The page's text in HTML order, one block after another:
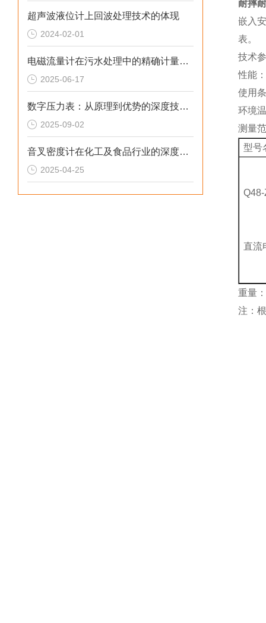
超声波液位计上回波处理技术的体现
2024-02-01
电磁流量计在污水处理中的精确计量与控制
2025-06-17
数字压力表：从原理到优势的深度技术解析
2025-09-02
音叉密度计在化工及食品行业的深度应用
2025-04-25
耐摔
嵌入
表。
技术
性能
使用
环境
测量
型号
直流
重量
注：